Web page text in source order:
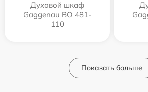
Духовой шкаф
Gaggenau BO 481-
110
Показать больше